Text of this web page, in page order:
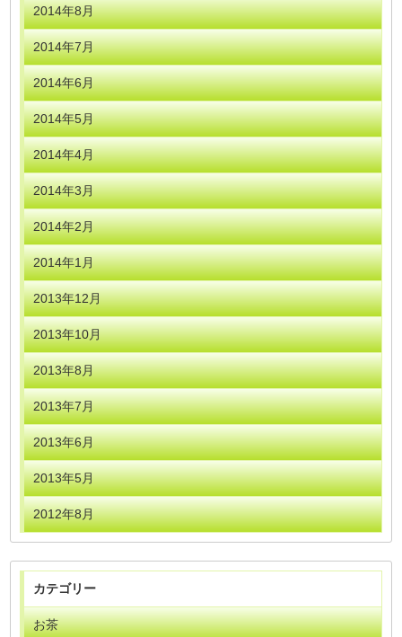
2014年8月
2014年7月
2014年6月
2014年5月
2014年4月
2014年3月
2014年2月
2014年1月
2013年12月
2013年10月
2013年8月
2013年7月
2013年6月
2013年5月
2012年8月
カテゴリー
お茶